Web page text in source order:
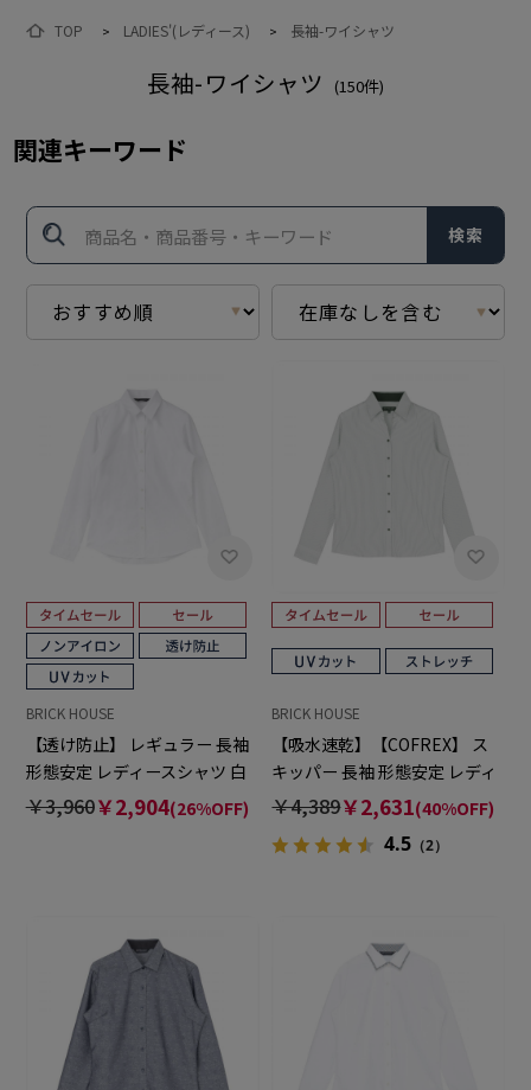
TOP > LADIES'(レディース) > 長袖-ワイシャツ
長袖-ワイシャツ (150件)
関連キーワード
検索
BRICK HOUSE
【透け防止】 レギュラー 長袖
形態安定 レディースシャツ 白
無地
￥3,960￥2,904(26%OFF)
BRICK HOUSE
【吸水速乾】【COFREX】 ス
キッパー 長袖 形態安定 レディ
ースシャツ
￥4,389￥2,631(40%OFF)
4.5 （2）